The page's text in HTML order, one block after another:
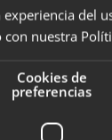
tendrás que
seguro
está
del
nuestra
Cookies de
preferencias